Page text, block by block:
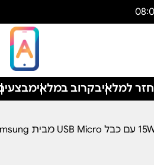
חזר למלאיבקרוב במלאי